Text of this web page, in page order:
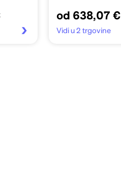
od 638,07 €
Vidi u 2 trgovine